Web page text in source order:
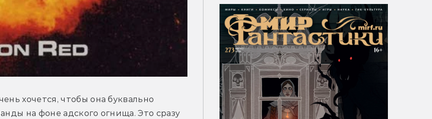
хочется, чтобы она буквально
на фоне адского огнища. Это сразу